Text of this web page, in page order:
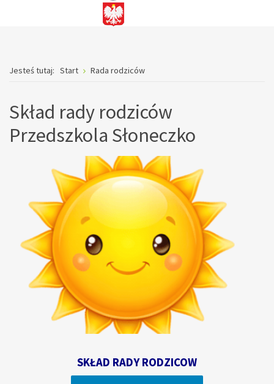
Jesteś tutaj: Start Rada rodziców
Skład rady rodziców
Przedszkola Słoneczko
SKŁAD RADY RODZICOW